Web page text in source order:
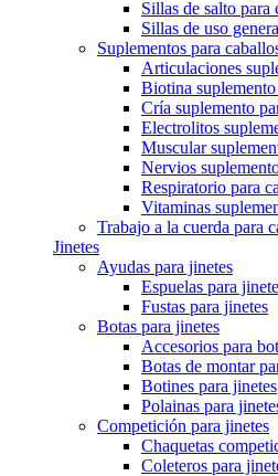
Sillas de salto para
Sillas de uso
Suplementos para
Articulaciones
Biotina
Cría suplemento
Electrolitos
Muscular
Nervios
Respiratorio para
Vitaminas
Trabajo a la cuerda para
Jinetes
Ayudas para jinetes
Espuelas para
Fustas para jinetes
Botas para jinetes
Accesorios para
Botas de montar
Botines para jinetes
Polainas para
Competición para jinetes
Chaquetas
Coleteros para